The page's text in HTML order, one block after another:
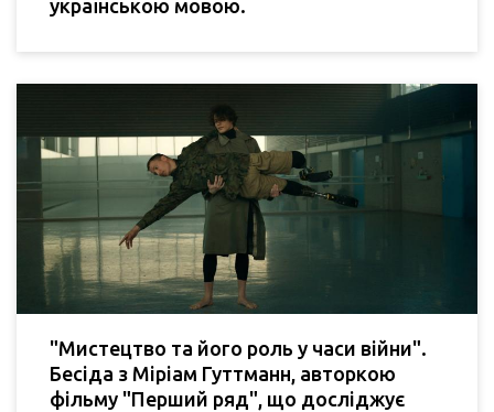
українською мовою.
"Мистецтво та його роль у часи війни".
Бесіда з Міріам Гуттманн, авторкою
фільму "Перший ряд", що досліджує